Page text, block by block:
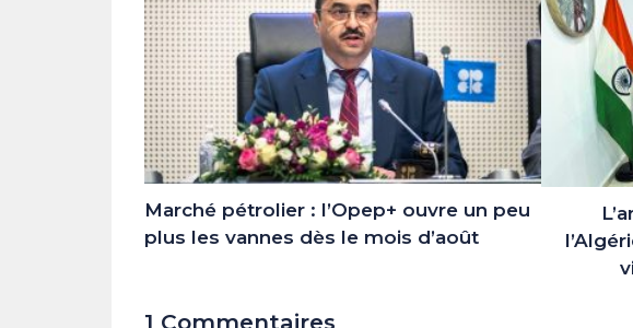
Marché pétrolier : l’Opep+ ouvre un peu
plus les vannes dès le mois d’août
1 Commentaires